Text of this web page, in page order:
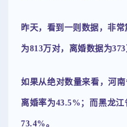
昨天，看到一则数据，非
为813万对，离婚数据为
如果从绝对数量来看，河南
离婚率为43.5%；而黑龙
73.4%。